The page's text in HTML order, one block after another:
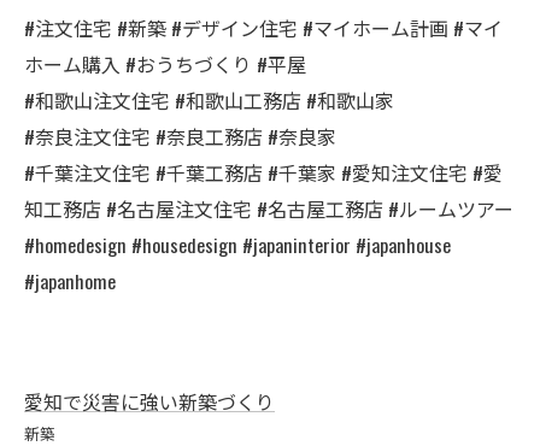
#注文住宅 #新築 #デザイン住宅 #マイホーム計画 #マイ
ホーム購入 #おうちづくり #平屋
#和歌山注文住宅 #和歌山工務店 #和歌山家
#奈良注文住宅 #奈良工務店 #奈良家
#千葉注文住宅 #千葉工務店 #千葉家 #愛知注文住宅 #愛
知工務店 #名古屋注文住宅 #名古屋工務店 #ルームツアー
#homedesign #housedesign #japaninterior #japanhouse
#japanhome
愛知で災害に強い新築づくり
新築